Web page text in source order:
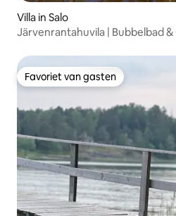
Villa in Salo
Järvenrantahuvila | Bubbelbad
Favoriet van gasten
Favoriet van gasten